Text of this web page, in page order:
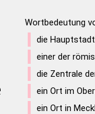
Wortbedeutung
die
einer der
die Zentrale
ein Ort im
ein Ort in